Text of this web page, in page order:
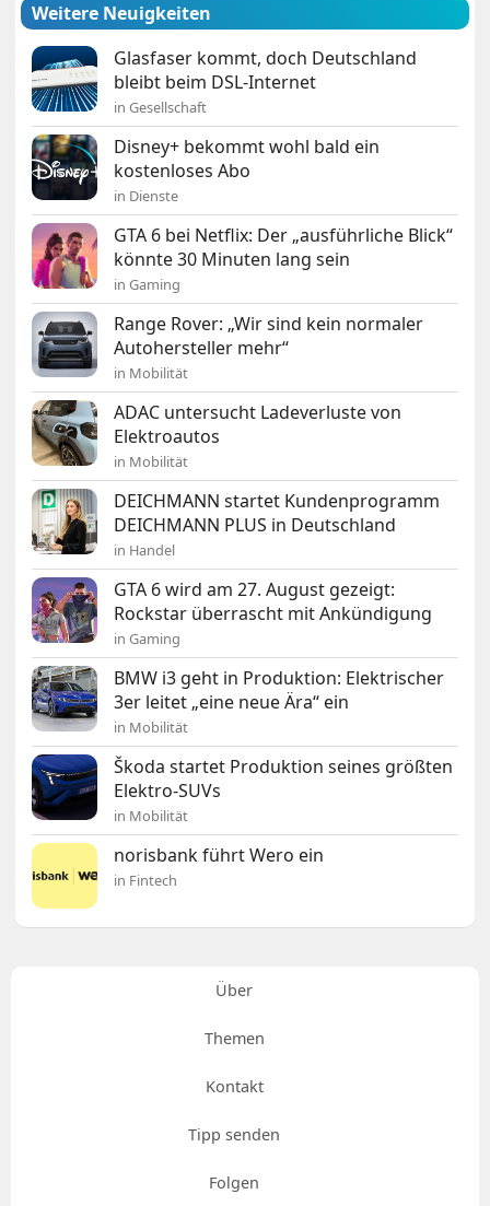
Weitere Neuigkeiten
Glasfaser kommt, doch Deutschland
bleibt beim DSL-Internet
in Gesellschaft
Disney+ bekommt wohl bald ein
kostenloses Abo
in Dienste
GTA 6 bei Netflix: Der „ausführliche Blick“
könnte 30 Minuten lang sein
in Gaming
Range Rover: „Wir sind kein normaler
Autohersteller mehr“
in Mobilität
ADAC untersucht Ladeverluste von
Elektroautos
in Mobilität
DEICHMANN startet Kundenprogramm
DEICHMANN PLUS in Deutschland
in Handel
GTA 6 wird am 27. August gezeigt:
Rockstar überrascht mit Ankündigung
in Gaming
BMW i3 geht in Produktion: Elektrischer
3er leitet „eine neue Ära“ ein
in Mobilität
Škoda startet Produktion seines größten
Elektro-SUVs
in Mobilität
norisbank führt Wero ein
in Fintech
Über
Themen
Kontakt
Tipp senden
Folgen